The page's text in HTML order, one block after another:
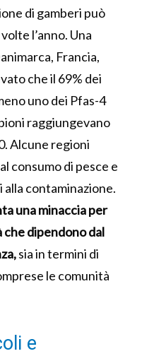
di gamberi può
l’anno. Una
Francia,
che il 69% dei
uno dei Pfas-4
raggiungevano
Alcune regioni
consumo di pesce e
contaminazione.
una minaccia per
dipendono dal
sia in termini di
le comunità
e